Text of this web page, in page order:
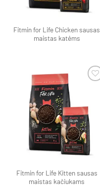
Fitmin for Life Chicken sausas
maistas katėms
Pamėgti
produktą
Fitmin for Life Kitten sausas
maistas kačiukams